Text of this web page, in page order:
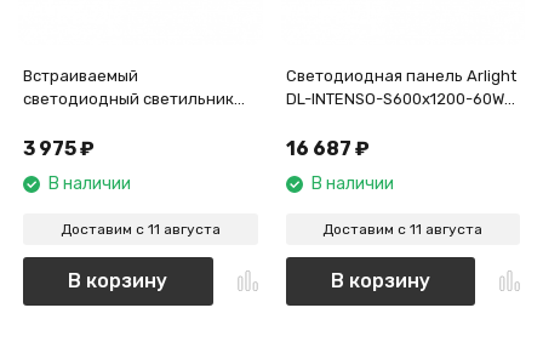
Встраиваемый
светодиодный светильник
18W Day4000 043550
3 975₽
В наличии
Доставим с 11 августа
В корзину
Светодиодная панель Arlight
DL-INTENSO-S600x1200-60W
230V) 043580
16 687 ₽
В наличии
Доставим с 11 августа
В корзину